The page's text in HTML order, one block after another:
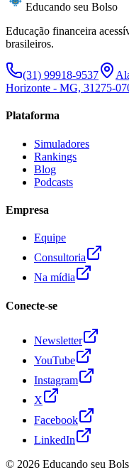
Educando seu Bolso
Educação financeira
brasileiros.
(31) 99918-9537
Horizonte - MG, 31275-
Plataforma
Simuladores
Rankings
Blog
Podcasts
Empresa
Equipe
Consultoria
Na mídia
Conecte-se
Newsletter
YouTube
Instagram
X
Facebook
LinkedIn
© 2026 Educando seu